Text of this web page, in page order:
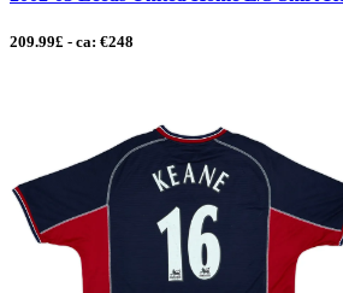
209.99£ - ca: €248